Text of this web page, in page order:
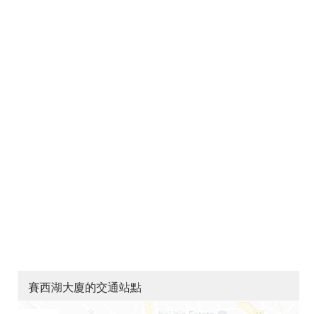
賽西湖大廈的交通站點